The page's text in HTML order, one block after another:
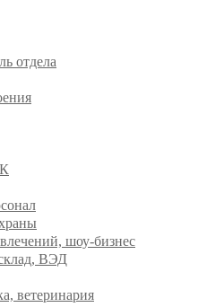
отдела
шоу-бизнес
ВЭД
ветеринария